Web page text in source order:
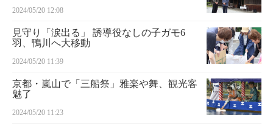
2024/05/20 12:08
見守り「涙出る」 誘導役なしの子ガモ6
羽、鴨川へ大移動
2024/05/20 11:39
京都・嵐山で「三船祭」雅楽や舞、観光客
魅了
2024/05/20 11:23